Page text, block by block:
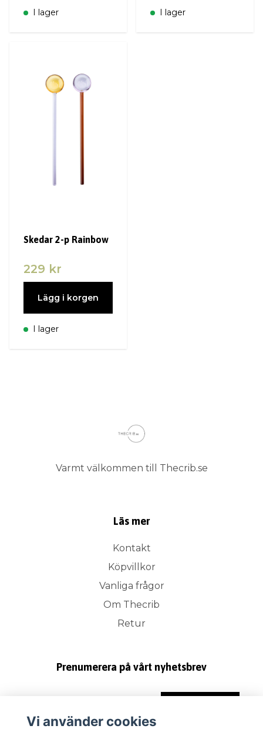
I lager I lager
Skedar 2-p Rainbow
229 kr
Lägg i korgen
I lager
Varmt välkommen till Thecrib.se
Läs mer
Kontakt
Köpvillkor
Vanliga frågor
Om Thecrib
Retur
Prenumerera på vårt nyhetsbrev
Vi använder cookies